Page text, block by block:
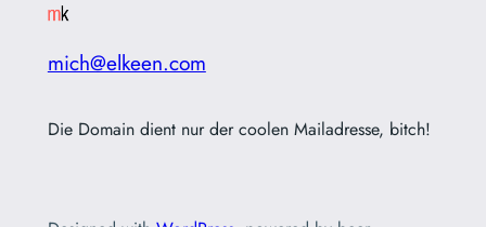
mich@elkeen.com
Die Domain dient nur der coolen Mailadresse, bitch!